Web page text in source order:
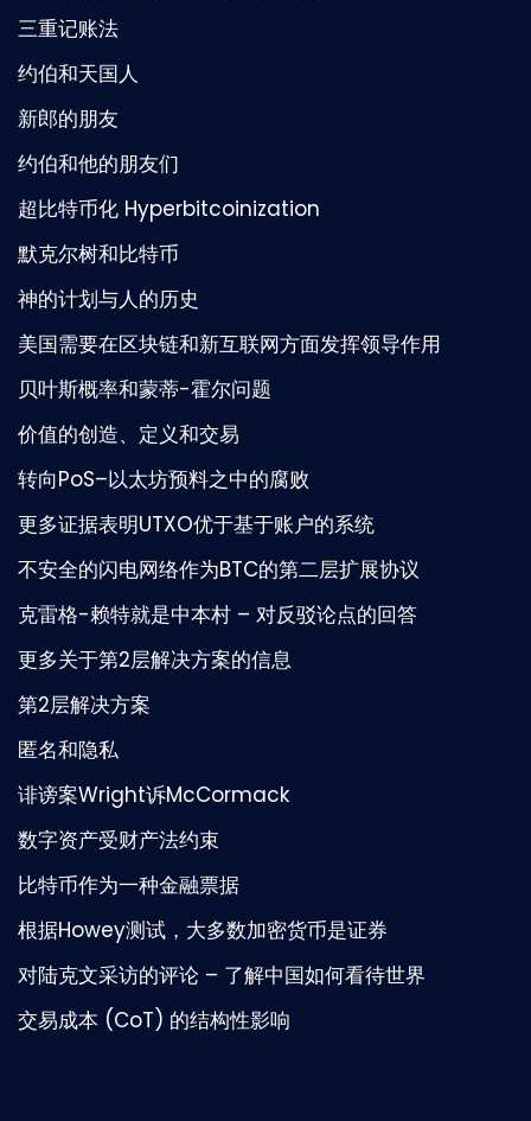
三重记账法
约伯和天国人
新郎的朋友
约伯和他的朋友们
超比特币化 Hyperbitcoinization
默克尔树和比特币
神的计划与人的历史
美国需要在区块链和新互联网方面发挥领导作用
贝叶斯概率和蒙蒂-霍尔问题
价值的创造、定义和交易
转向PoS–以太坊预料之中的腐败
更多证据表明UTXO优于基于账户的系统
不安全的闪电网络作为BTC的第二层扩展协议
克雷格-赖特就是中本村 – 对反驳论点的回答
更多关于第2层解决方案的信息
第2层解决方案
匿名和隐私
诽谤案Wright诉McCormack
数字资产受财产法约束
比特币作为一种金融票据
根据Howey测试，大多数加密货币是证券
对陆克文采访的评论 – 了解中国如何看待世界
交易成本 (CoT) 的结构性影响